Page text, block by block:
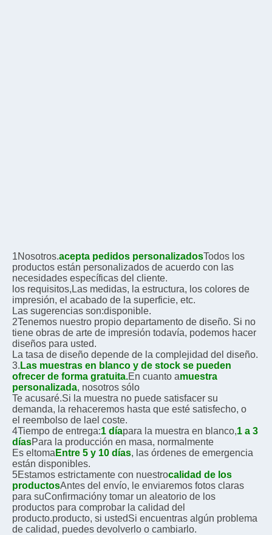
1Nosotros.acepta pedidos personalizadosTodos los
productos están personalizados de acuerdo con las
necesidades específicas del cliente.
los requisitos, Las medidas, la estructura, los colores de
impresión, el acabado de la superficie, etc.
Las sugerencias son:disponible.
2Tenemos nuestro propio departamento de diseño. Si no
tiene obras de arte de impresión todavía, podemos hacer
diseños para usted.
La tasa de diseño depende de la complejidad del diseño.
3. Las muestras en blanco y de stock se pueden
ofrecer de forma gratuita.En cuanto amuestra
personalizada, nosotros sólo
Te acusaré.Si la muestra no puede satisfacer su
demanda, la rehaceremos hasta que esté satisfecho, o
el reembolso de lael coste.
4Tiempo de entrega:1 díapara la muestra en blanco,1 a 3
díasPara la producción en masa, normalmente
Es el toma Entre 5 y 10 días, las órdenes de emergencia
están disponibles.
5Estamos estrictamente con nuestrocalidad de los
productosAntes del envío, le enviaremos fotos claras
para suConfirmacióny tomar un aleatorio de los
productos para comprobar la calidad del
producto.producto, si ustedSi encuentras algún problema
de calidad, puedes devolverlo o cambiarlo.